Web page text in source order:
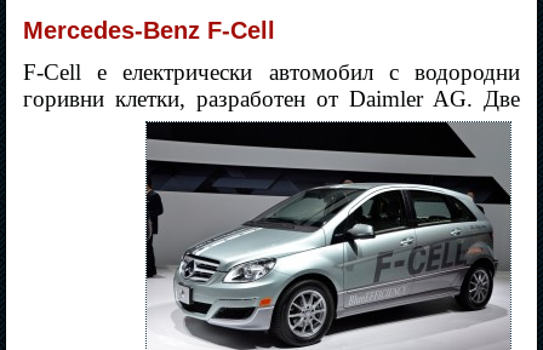
Mercedes-Benz F-Cell
F-Cell е електрически автомобил с водородни
горивни клетки, разработен от Daimler AG. Две